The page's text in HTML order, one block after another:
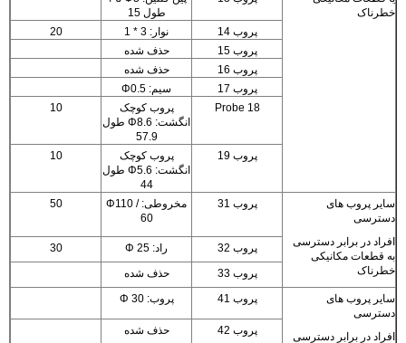
خطرناک
طول 15
پروب 14
نوار: 3 * 1
20
پروب 15
حذف شده
پروب 16
حذف شده
پروب 17
سیم: Φ0.5
Probe 18
پروب کوچک
انگشت: Φ8.6 طول
57.9
10
پروب 19
پروب کوچک
انگشت: Φ5.6 طول
44
10
سایر پروب های
دسترسی
افراد در برابر دسترسی
به قطعات مکانیکی
خطرناک
پروب 31
مخروطی: Φ110 /
60
50
پروب 32 راد: Φ 25
30
پروب 33
حذف شده
سایر پروب های
دسترسی
افراد در برابر دسترسی
پروب 41 پروب: Φ 30
پروب 42 حذف شده